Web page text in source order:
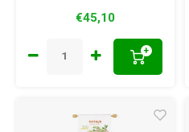
€45,10
+